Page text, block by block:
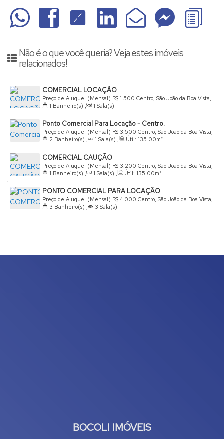
Não é o que você queria? Veja estes imóveis
relacionados!
COMERCIAL LOCAÇÃO
R$ 1.500
Preço de Aluguel (Mensal)
Centro, São João da Boa Vista,
São Paulo, Brasil
1 Banheiro(s) , 1 Sala(s)
Ponto Comercial Para Locação - Centro.
R$ 3.500
Preço de Aluguel (Mensal)
Centro, São João da Boa Vista,
São Paulo, Brasil
2 Banheiro(s) , 1 Sala(s) , Útil: 135.00m²
COMERCIAL CAUÇÃO
R$ 3.200
Preço de Aluguel (Mensal)
Centro, São João da Boa Vista,
São Paulo, Brasil
1 Banheiro(s) , 1 Sala(s) , Útil: 135.00m²
PONTO COMERCIAL PARA LOCAÇÃO
R$ 4.000
Preço de Aluguel (Mensal)
Centro, São João da Boa Vista,
São Paulo, Brasil
3 Banheiro(s) , 3 Sala(s)
BOCOLI IMÓVEIS